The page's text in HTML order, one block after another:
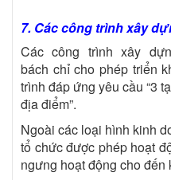
7. Các công trình xây
Các công trình xây
bách chỉ cho phép triển
trình đáp ứng yêu cầu “3
địa điểm”.
Ngoài các loại hình kinh
tổ chức được phép hoạt
ngưng hoạt động cho đến